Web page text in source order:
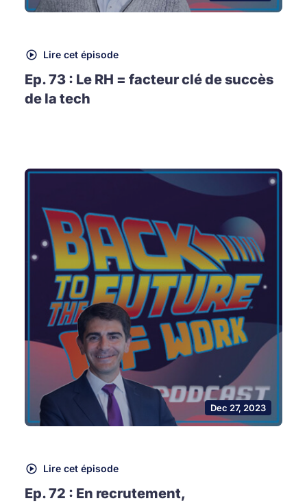
Lire cet épisode
Ep. 73 : Le RH = facteur clé de succès
de la tech
Dec 27, 2023
Lire cet épisode
Ep. 72 : En recrutement,